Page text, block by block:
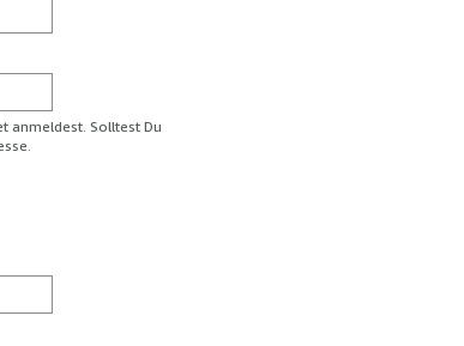
anmeldest. Solltest Du